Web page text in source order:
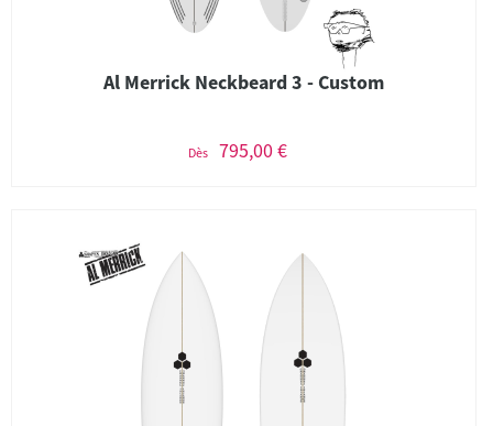
Al Merrick Neckbeard 3 - Custom
Dès 795,00 €